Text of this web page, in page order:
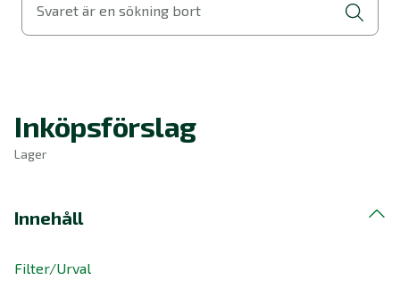
Byt till Fortnox
Felsökning
Support Play
Nyheter
Ordlista
Svaret är en sökning bort
Inköpsförslag
Lager
Innehåll
Filter/Urval